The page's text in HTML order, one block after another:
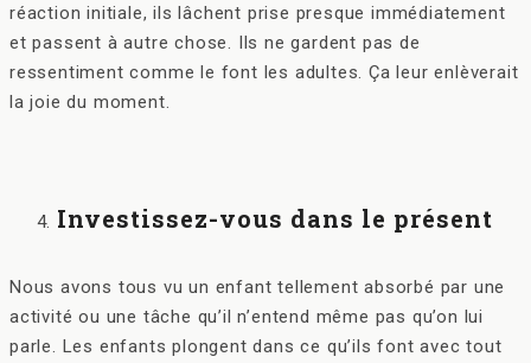
réaction initiale, ils lâchent prise presque immédiatement
et passent à autre chose. Ils ne gardent pas de
ressentiment comme le font les adultes. Ça leur enlèverait
la joie du moment.
Investissez-vous dans le présent
Nous avons tous vu un enfant tellement absorbé par une
activité ou une tâche qu’il n’entend même pas qu’on lui
parle. Les enfants plongent dans ce qu’ils font avec tout